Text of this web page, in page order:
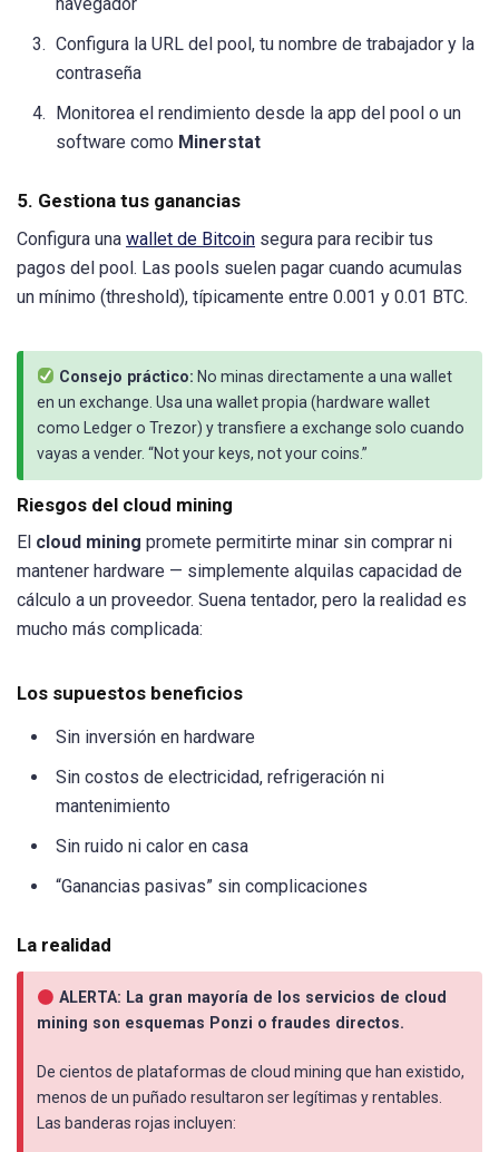
Configura la URL del pool, tu nombre de trabajador y la
contraseña
Monitorea el rendimiento desde la app del pool o un
software como Minerstat
5. Gestiona tus ganancias
Configura una wallet de Bitcoin segura para recibir tus
pagos del pool. Las pools suelen pagar cuando acumulas
un mínimo (threshold), típicamente entre 0.001 y 0.01 BTC.
Consejo práctico: No minas directamente a una wallet
en un exchange. Usa una wallet propia (hardware wallet
como Ledger o Trezor) y transfiere a exchange solo cuando
vayas a vender. “Not your keys, not your coins.”
Riesgos del cloud mining
El cloud mining promete permitirte minar sin comprar ni
mantener hardware — simplemente alquilas capacidad de
cálculo a un proveedor. Suena tentador, pero la realidad es
mucho más complicada:
Los supuestos beneficios
Sin inversión en hardware
Sin costos de electricidad, refrigeración ni
mantenimiento
Sin ruido ni calor en casa
“Ganancias pasivas” sin complicaciones
La realidad
ALERTA: La gran mayoría de los servicios de cloud
mining son esquemas Ponzi o fraudes directos.
De cientos de plataformas de cloud mining que han existido,
menos de un puñado resultaron ser legítimas y rentables.
Las banderas rojas incluyen: